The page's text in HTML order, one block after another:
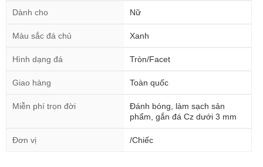
Dành cho Nữ
Màu sắc đá chủ Xanh
Hình dạng đá Tròn/Facet
Giao hàng Toàn quốc
Miễn phí trọn đời
Đánh bóng, làm sạch sản
phẩm, gắn đá Cz dưới 3 mm
Đơn vị /Chiếc